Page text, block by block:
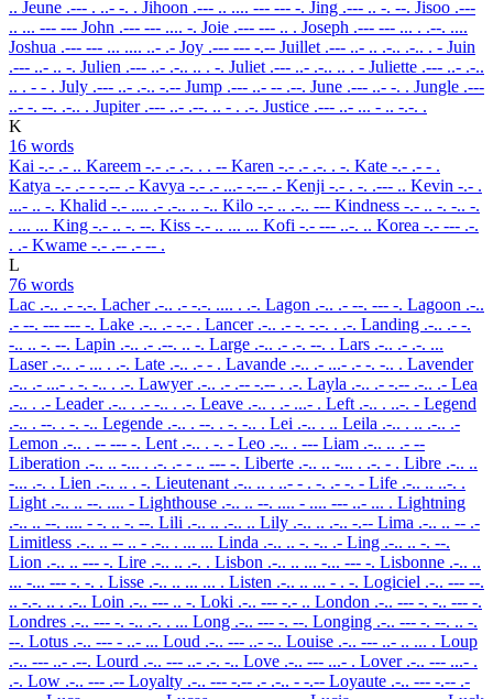
.. Jeune .--- . ..- -. . Jihoon .--- .. .... --- --- -. Jing .--- .. -. --. Jisoo .---
.. ... --- --- John .--- --- .... -. Joie .--- --- .. . Joseph .--- --- ... . .--. ....
Joshua .--- --- ... .... ..- .- Joy .--- --- -.-- Juillet .--- ..- .. .-.. .-.. . - Juin
.--- ..- .. -. Julien .--- ..- .-.. .. . -. Juliet .--- ..- .-.. .. . - Juliette .--- ..- .-..
.. . - - . July .--- ..- .-.. -.-- Jump .--- ..- -- .--. June .--- ..- -. . Jungle .---
..- -. --. .-.. . Jupiter .--- ..- .--. .. - . .-. Justice .--- ..- ... - .. -.-. .
K
16 words
Kai -.- .- .. Kareem -.- .- .-. . . -- Karen -.- .- .-. . -. Kate -.- .- - .
Katya -.- .- - -.-- .- Kavya -.- .- ...- -.-- .- Kenji -.- . -. .--- .. Kevin -.- .
...- .. -. Khalid -.- .... .- .-.. .. -.. Kilo -.- .. .-.. --- Kindness -.- .. -. -.. -.
. ... ... King -.- .. -. --. Kiss -.- .. ... ... Kofi -.- --- ..-. .. Korea -.- --- .-.
. .- Kwame -.- .-- .- -- .
L
76 words
Lac .-.. .- -.-. Lacher .-.. .- -.-. .... . .-. Lagon .-.. .- --. --- -. Lagoon .-..
.- --. --- --- -. Lake .-.. .- -.- . Lancer .-.. .- -. -.-. . .-. Landing .-.. .- -.
-.. .. -. --. Lapin .-.. .- .--. .. -. Large .-.. .- .-. --. . Lars .-.. .- .-. ...
Laser .-.. .- ... . .-. Late .-.. .- - . Lavande .-.. .- ...- .- -. -.. . Lavender
.-.. .- ...- . -. -.. . .-. Lawyer .-.. .- .-- -.-- . .-. Layla .-.. .- -.-- .-.. .- Lea
.-.. . .- Leader .-.. . .- -.. . .-. Leave .-.. . .- ...- . Left .-.. . ..-. - Legend
.-.. . --. . -. -.. Legende .-.. . --. . -. -.. . Lei .-.. . .. Leila .-.. . .. .-.. .-
Lemon .-.. . -- --- -. Lent .-.. . -. - Leo .-.. . --- Liam .-.. .. .- --
Liberation .-.. .. -... . .-. .- - .. --- -. Liberte .-.. .. -... . .-. - . Libre .-.. ..
-... .-. . Lien .-.. .. . -. Lieutenant .-.. .. . ..- - . -. .- -. - Life .-.. .. ..-. .
Light .-.. .. --. .... - Lighthouse .-.. .. --. .... - .... --- ..- ... . Lightning
.-.. .. --. .... - -. .. -. --. Lili .-.. .. .-.. .. Lily .-.. .. .-.. -.-- Lima .-.. .. -- .-
Limitless .-.. .. -- .. - .-.. . ... ... Linda .-.. .. -. -.. .- Ling .-.. .. -. --.
Lion .-.. .. --- -. Lire .-.. .. .-. . Lisbon .-.. .. ... -... --- -. Lisbonne .-.. ..
... -... --- -. -. . Lisse .-.. .. ... ... . Listen .-.. .. ... - . -. Logiciel .-.. --- --.
.. -.-. .. . .-.. Loin .-.. --- .. -. Loki .-.. --- -.- .. London .-.. --- -. -.. --- -.
Londres .-.. --- -. -.. .-. . ... Long .-.. --- -. --. Longing .-.. --- -. --. .. -.
--. Lotus .-.. --- - ..- ... Loud .-.. --- ..- -.. Louise .-.. --- ..- .. ... . Loup
.-.. --- ..- .--. Lourd .-.. --- ..- .-. -.. Love .-.. --- ...- . Lover .-.. --- ...- .
.-. Low .-.. --- .-- Loyalty .-.. --- -.-- .- .-.. - -.-- Loyaute .-.. --- -.-- .-